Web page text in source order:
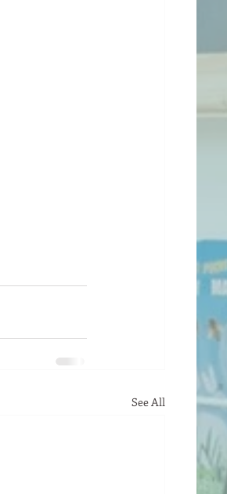
See All